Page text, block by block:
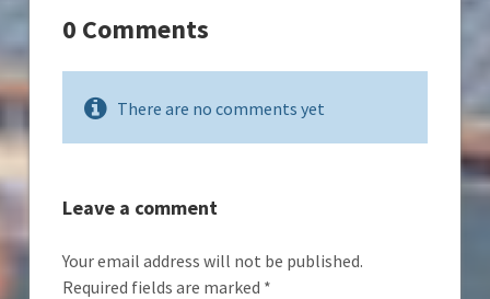
0 Comments
There are no comments yet
Leave a comment
Your email address will not be published.
Required fields are marked *